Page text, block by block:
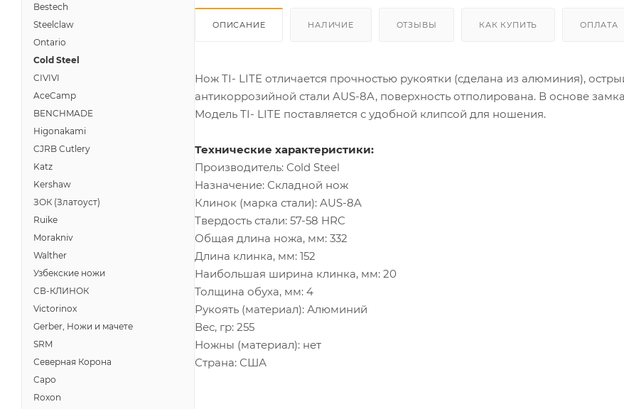
ОПИСАНИЕ НАЛИЧИЕ ОТЗЫВЫ КАК КУПИТЬ ОПЛАТА
Нож TI- LITE отличается прочностью рукоятки (сделана из алюминия),
антикоррозийной стали AUS-8A, поверхность отполирована. В основе
Модель TI- LITE поставляется с удобной клипсой для ношения.
Технические характеристики:
Производитель: Cold Steel
Назначение: Складной нож
Клинок (марка стали): AUS-8A
Твердость стали: 57-58 HRC
Общая длина ножа, мм: 332
Длина клинка, мм: 152
Наибольшая ширина клинка, мм: 20
Толщина обуха, мм: 4
Рукоять (материал): Алюминий
Вес, гр: 255
Ножны (материал): нет
Страна: США
Bestech
Steelclaw
Ontario
Cold Steel
CIVIVI
AceCamp
BENCHMADE
Higonakami
CJRB Cutlery
Katz
Kershaw
ЗОК (Златоуст)
Ruike
Morakniv
Walther
Узбекские ножи
СВ-КЛИНОК
Victorinox
Gerber, Ножи и мачете
SRM
Северная Корона
Саро
Roxon